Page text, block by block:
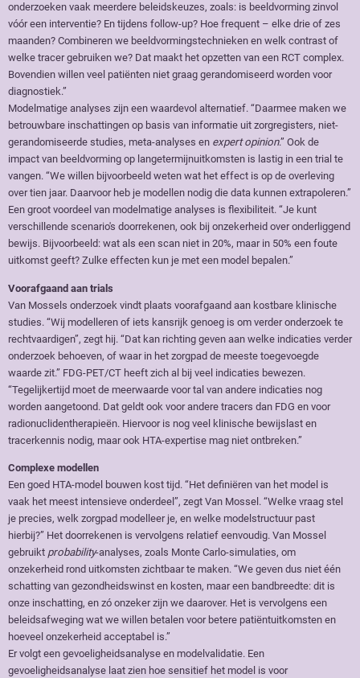
onderzoeken vaak meerdere beleidskeuzes, zoals: is beeldvorming zinvol
vóór een interventie? En tijdens follow-up? Hoe frequent – elke drie of zes
maanden? Combineren we beeldvormingstechnieken en welk contrast of
welke tracer gebruiken we? Dat maakt het opzetten van een RCT complex.
Bovendien willen veel patiënten niet graag gerandomiseerd worden voor
diagnostiek.”
Modelmatige analyses zijn een waardevol alternatief. “Daarmee maken we
betrouwbare inschattingen op basis van informatie uit zorgregisters, niet-
gerandomiseerde studies, meta-analyses en expert opinion.” Ook de
impact van beeldvorming op langetermijnuitkomsten is lastig in een trial te
vangen. “We willen bijvoorbeeld weten wat het effect is op de overleving
over tien jaar. Daarvoor heb je modellen nodig die data kunnen extrapoleren.”
Een groot voordeel van modelmatige analyses is flexibiliteit. “Je kunt
verschillende scenario's doorrekenen, ook bij onzekerheid over onderliggend
bewijs. Bijvoorbeeld: wat als een scan niet in 20%, maar in 50% een foute
uitkomst geeft? Zulke effecten kun je met een model bepalen.”
Voorafgaand aan trials
Van Mossels onderzoek vindt plaats voorafgaand aan kostbare klinische
studies. “Wij modelleren of iets kansrijk genoeg is om verder onderzoek te
rechtvaardigen”, zegt hij. “Dat kan richting geven aan welke indicaties verder
onderzoek behoeven, of waar in het zorgpad de meeste toegevoegde
waarde zit.” FDG-PET/CT heeft zich al bij veel indicaties bewezen.
“Tegelijkertijd moet de meerwaarde voor tal van andere indicaties nog
worden aangetoond. Dat geldt ook voor andere tracers dan FDG en voor
radionuclidentherapieën. Hiervoor is nog veel klinische bewijslast en
tracerkennis nodig, maar ook HTA-expertise mag niet ontbreken.”
Complexe modellen
Een goed HTA-model bouwen kost tijd. “Het definiëren van het model is
vaak het meest intensieve onderdeel”, zegt Van Mossel. “Welke vraag stel
je precies, welk zorgpad modelleer je, en welke modelstructuur past
hierbij?” Het doorrekenen is vervolgens relatief eenvoudig. Van Mossel
gebruikt probability-analyses, zoals Monte Carlo-simulaties, om
onzekerheid rond uitkomsten zichtbaar te maken. “We geven dus niet één
schatting van gezondheidswinst en kosten, maar een bandbreedte: dit is
onze inschatting, en zó onzeker zijn we daarover. Het is vervolgens een
beleidsafweging wat we willen betalen voor betere patiëntuitkomsten en
hoeveel onzekerheid acceptabel is.”
Er volgt een gevoeligheidsanalyse en modelvalidatie. Een
gevoeligheidsanalyse laat zien hoe sensitief het model is voor